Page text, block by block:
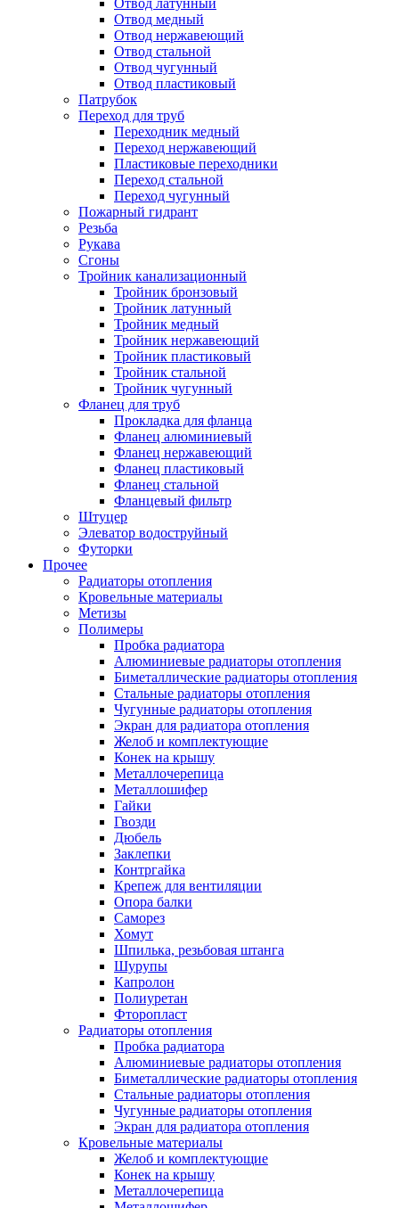
Отвод латунный
Отвод медный
Отвод нержавеющий
Отвод стальной
Отвод чугунный
Отвод пластиковый
Патрубок
Переход для труб
Переходник медный
Переход нержавеющий
Пластиковые переходники
Переход стальной
Переход чугунный
Пожарный гидрант
Резьба
Рукава
Сгоны
Тройник канализационный
Тройник бронзовый
Тройник латунный
Тройник медный
Тройник нержавеющий
Тройник пластиковый
Тройник стальной
Тройник чугунный
Фланец для труб
Прокладка для фланца
Фланец алюминиевый
Фланец нержавеющий
Фланец пластиковый
Фланец стальной
Фланцевый фильтр
Штуцер
Элеватор водоструйный
Футорки
Прочее
Радиаторы отопления
Кровельные материалы
Метизы
Полимеры
Пробка радиатора
Алюминиевые радиаторы отопления
Биметаллические радиаторы отопления
Стальные радиаторы отопления
Чугунные радиаторы отопления
Экран для радиатора отопления
Желоб и комплектующие
Конек на крышу
Металлочерепица
Металлошифер
Гайки
Гвозди
Дюбель
Заклепки
Контргайка
Крепеж для вентиляции
Опора балки
Саморез
Хомут
Шпилька, резьбовая штанга
Шурупы
Капролон
Полиуретан
Фторопласт
Радиаторы отопления
Пробка радиатора
Алюминиевые радиаторы отопления
Биметаллические радиаторы отопления
Стальные радиаторы отопления
Чугунные радиаторы отопления
Экран для радиатора отопления
Кровельные материалы
Желоб и комплектующие
Конек на крышу
Металлочерепица